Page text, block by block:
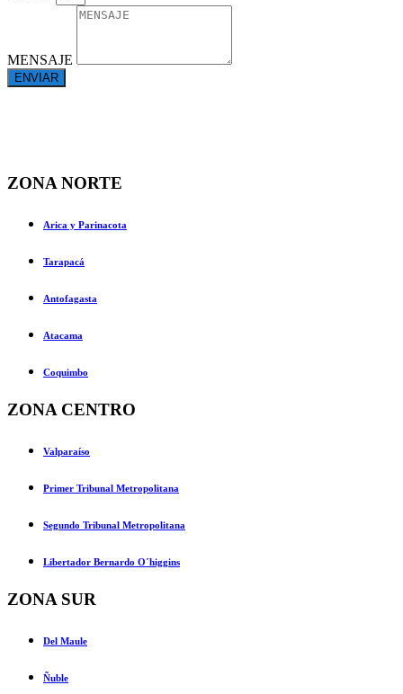
MENSAJE
ENVIAR
ZONA NORTE
Arica y Parinacota
Tarapacá
Antofagasta
Atacama
Coquimbo
ZONA CENTRO
Valparaíso
Primer Tribunal Metropolitana
Segundo Tribunal Metropolitana
Libertador Bernardo O´higgins
ZONA SUR
Del Maule
Ñuble